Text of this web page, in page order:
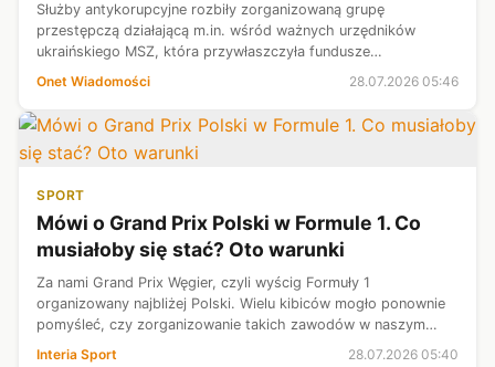
Służby antykorupcyjne rozbiły zorganizowaną grupę
przestępczą działającą m.in. wśród ważnych urzędników
ukraińskiego MSZ, która przywłaszczyła fundusze
przeznaczone na wsparcie w walce z Rosją. Delegacja USA
Onet Wiadomości 28.07.2026 05:46
SPORT
Mówi o Grand Prix Polski w Formule 1. Co
musiałoby się stać? Oto warunki
Za nami Grand Prix Węgier, czyli wyścig Formuły 1
organizowany najbliżej Polski. Wielu kibiców mogło ponownie
pomyśleć, czy zorganizowanie takich zawodów w naszym
kraju jest możliwe. Temat poruszyli nawet w transmisji
Interia Sport 28.07.2026 05:40